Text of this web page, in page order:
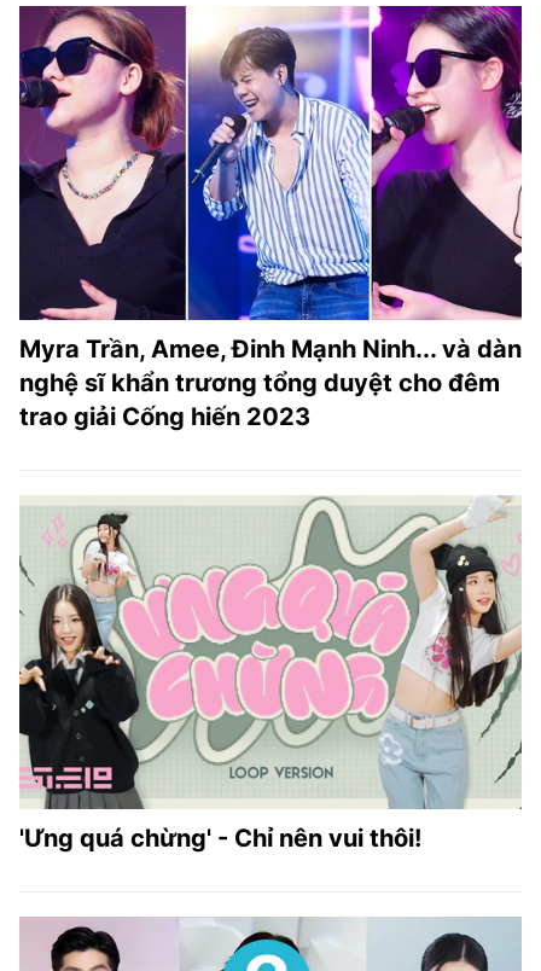
Myra Trần, Amee, Đinh Mạnh Ninh... và dàn
nghệ sĩ khẩn trương tổng duyệt cho đêm
trao giải Cống hiến 2023
'Ưng quá chừng' - Chỉ nên vui thôi!